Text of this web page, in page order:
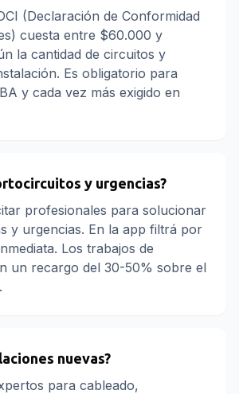
(Declaración de Conformidad
cuesta entre $60.000 y
la cantidad de circuitos y
Es obligatorio para
y cada vez más exigido en
y urgencias?
profesionales para solucionar
y urgencias. En la app filtrá por
Los trabajos de
un recargo del 30-50% sobre el
nuevas?
para cableado,